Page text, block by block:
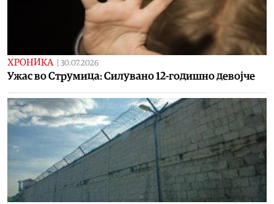
ХРОНИКА | 30.07.2026
Ужас во Струмица: Силувано 12-годишно девојче